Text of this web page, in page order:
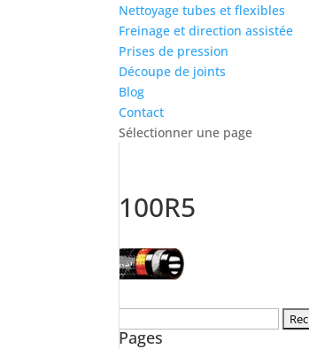
Nettoyage tubes et flexibles
Freinage et direction assistée
Prises de pression
Découpe de joints
Blog
Contact
Sélectionner une page
100R5
Pages